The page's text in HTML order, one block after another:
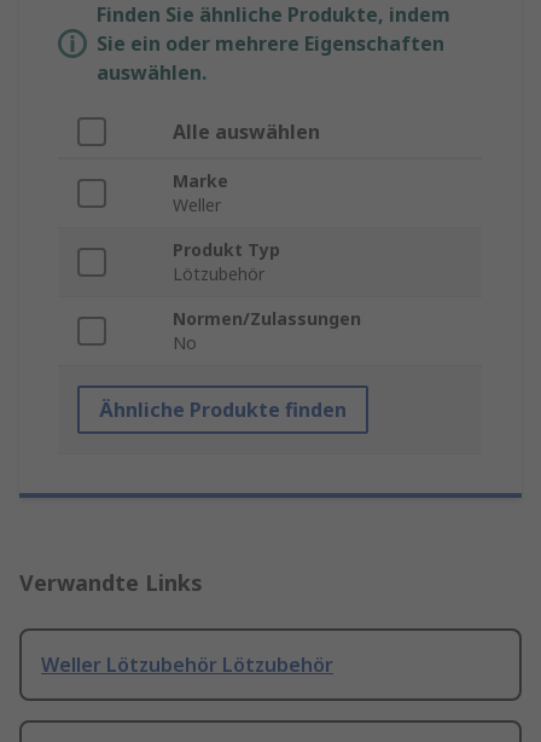
Finden Sie ähnliche Produkte, indem
Sie ein oder mehrere Eigenschaften
auswählen.
Alle auswählen
Marke
Weller
Produkt Typ
Lötzubehör
Normen/Zulassungen
No
Ähnliche Produkte finden
Verwandte Links
Weller Lötzubehör Lötzubehör